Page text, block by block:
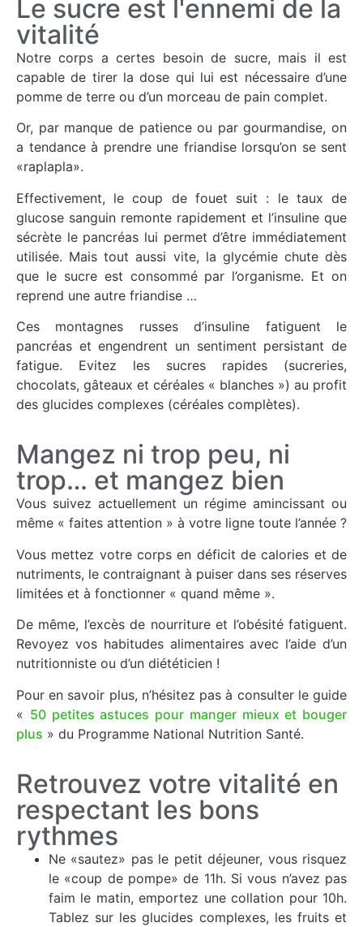
Le sucre est l'ennemi de la
vitalité
Notre corps a certes besoin de sucre, mais il est
capable de tirer la dose qui lui est nécessaire d’une
pomme de terre ou d’un morceau de pain complet.
Or, par manque de patience ou par gourmandise, on
a tendance à prendre une friandise lorsqu’on se sent
«raplapla».
Effectivement, le coup de fouet suit : le taux de
glucose sanguin remonte rapidement et l’insuline que
sécrète le pancréas lui permet d’être immédiatement
utilisée. Mais tout aussi vite, la glycémie chute dès
que le sucre est consommé par l’organisme. Et on
reprend une autre friandise …
Ces montagnes russes d’insuline fatiguent le
pancréas et engendrent un sentiment persistant de
fatigue. Evitez les sucres rapides (sucreries,
chocolats, gâteaux et céréales « blanches ») au profit
des glucides complexes (céréales complètes).
Mangez ni trop peu, ni
trop… et mangez bien
Vous suivez actuellement un régime amincissant ou
même « faites attention » à votre ligne toute l’année ?
Vous mettez votre corps en déficit de calories et de
nutriments, le contraignant à puiser dans ses réserves
limitées et à fonctionner « quand même ».
De même, l’excès de nourriture et l’obésité fatiguent.
Revoyez vos habitudes alimentaires avec l’aide d’un
nutritionniste ou d’un diététicien !
Pour en savoir plus, n’hésitez pas à consulter le guide
« 50 petites astuces pour manger mieux et bouger
plus » du Programme National Nutrition Santé.
Retrouvez votre vitalité en
respectant les bons
rythmes
Ne «sautez» pas le petit déjeuner, vous risquez
le «coup de pompe» de 11h. Si vous n’avez pas
faim le matin, emportez une collation pour 10h.
Tablez sur les glucides complexes, les fruits et